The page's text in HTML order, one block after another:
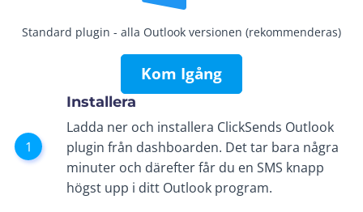
Standard plugin - alla Outlook versionen (rekommenderas)
Kom Igång
Installera
Ladda ner och installera ClickSends Outlook
plugin från dashboarden. Det tar bara några
minuter och därefter får du en SMS knapp
högst upp i ditt Outlook program.